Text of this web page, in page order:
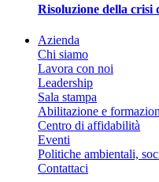
Risoluzione della crisi
Azienda
Chi siamo
Lavora con noi
Leadership
Sala stampa
Abilitazione e
Centro di affidabilità
Eventi
Politiche ambientali,
Contattaci